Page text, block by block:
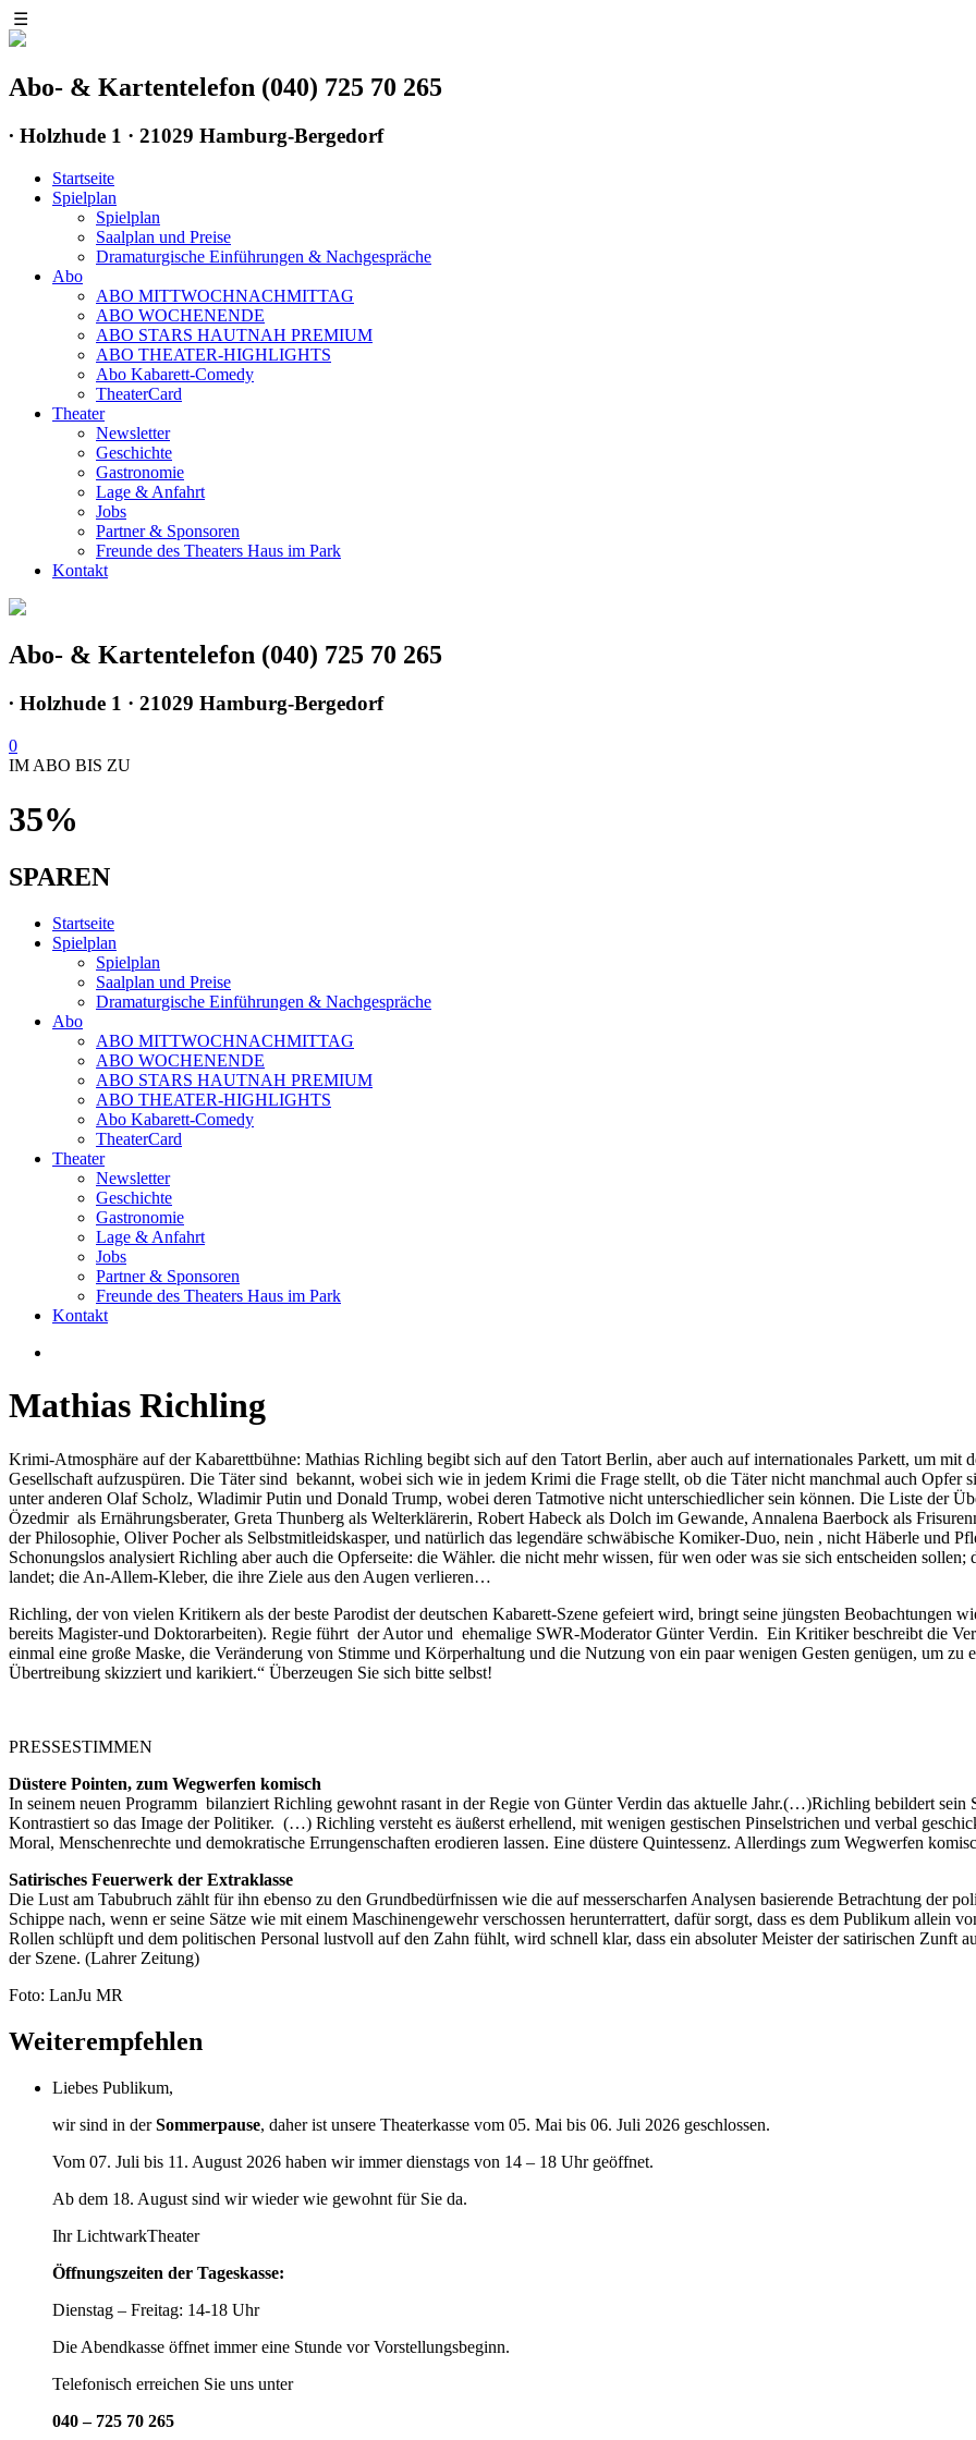
☰
Abo- & Kartentelefon (040) 725 70 265
∙ Holzhude 1 · 21029 Hamburg-Bergedorf
Startseite
Spielplan
Spielplan
Saalplan und Preise
Dramaturgische Einführungen & Nachgespräche
Abo
ABO MITTWOCHNACHMITTAG
ABO WOCHENENDE
ABO STARS HAUTNAH PREMIUM
ABO THEATER-HIGHLIGHTS
Abo Kabarett-Comedy
TheaterCard
Theater
Newsletter
Geschichte
Gastronomie
Lage & Anfahrt
Jobs
Partner & Sponsoren
Freunde des Theaters Haus im Park
Kontakt
Abo- & Kartentelefon (040) 725 70 265
∙ Holzhude 1 · 21029 Hamburg-Bergedorf
0
IM ABO BIS ZU
35%
SPAREN
Startseite
Spielplan
Spielplan
Saalplan und Preise
Dramaturgische Einführungen & Nachgespräche
Abo
ABO MITTWOCHNACHMITTAG
ABO WOCHENENDE
ABO STARS HAUTNAH PREMIUM
ABO THEATER-HIGHLIGHTS
Abo Kabarett-Comedy
TheaterCard
Theater
Newsletter
Geschichte
Gastronomie
Lage & Anfahrt
Jobs
Partner & Sponsoren
Freunde des Theaters Haus im Park
Kontakt
Mathias Richling
Krimi-Atmosphäre auf der Kabarettbühne: Mathias Richling begibt sich auf den Tatort Berlin, aber auch auf internationales Parkett, um mit
Gesellschaft aufzuspüren. Die Täter sind bekannt, wobei sich wie in jedem Krimi die Frage stellt, ob die Täter nicht manchmal auch Opfer
unter anderen Olaf Scholz, Wladimir Putin und Donald Trump, wobei deren Tatmotive nicht unterschiedlicher sein können. Die Liste der
Özedmir als Ernährungsberater, Greta Thunberg als Welterklärerin, Robert Habeck als Dolch im Gewande, Annalena Baerbock als
der Philosophie, Oliver Pocher als Selbstmitleidskasper, und natürlich das legendäre schwäbische Komiker-Duo, nein , nicht Häberle und
Schonungslos analysiert Richling aber auch die Opferseite: die Wähler. die nicht mehr wissen, für wen oder was sie sich entscheiden
landet; die An-Allem-Kleber, die ihre Ziele aus den Augen verlieren…
Richling, der von vielen Kritikern als der beste Parodist der deutschen Kabarett-Szene gefeiert wird, bringt seine jüngsten Beobachtungen
bereits Magister-und Doktorarbeiten). Regie führt der Autor und ehemalige SWR-Moderator Günter Verdin. Ein Kritiker beschreibt die
einmal eine große Maske, die Veränderung von Stimme und Körperhaltung und die Nutzung von ein paar wenigen Gesten genügen, um
Übertreibung skizziert und karikiert.“ Überzeugen Sie sich bitte selbst!
PRESSESTIMMEN
Düstere Pointen, zum Wegwerfen komisch
In seinem neuen Programm bilanziert Richling gewohnt rasant in der Regie von Günter Verdin das aktuelle Jahr.(…)Richling bebildert sein
Kontrastiert so das Image der Politiker. (…) Richling versteht es äußerst erhellend, mit wenigen gestischen Pinselstrichen und verbal
Moral, Menschenrechte und demokratische Errungenschaften erodieren lassen. Eine düstere Quintessenz. Allerdings zum Wegwerfen
Satirisches Feuerwerk der Extraklasse
Die Lust am Tabubruch zählt für ihn ebenso zu den Grundbedürfnissen wie die auf messerscharfen Analysen basierende Betrachtung der
Schippe nach, wenn er seine Sätze wie mit einem Maschinengewehr verschossen herunterrattert, dafür sorgt, dass es dem Publikum allein
Rollen schlüpft und dem politischen Personal lustvoll auf den Zahn fühlt, wird schnell klar, dass ein absoluter Meister der satirischen Zunft
der Szene. (Lahrer Zeitung)
Foto: LanJu MR
Weiterempfehlen
Liebes Publikum,
wir sind in derSommerpause, daher ist unsere Theaterkasse vom 05. Mai bis 06. Juli 2026 geschlossen.
Vom 07. Juli bis 11. August 2026 haben wir immer dienstags von 14 – 18 Uhr geöffnet.
Ab dem 18. August sind wir wieder wie gewohnt für Sie da.
Ihr LichtwarkTheater
Öffnungszeiten der Tageskasse:
Dienstag – Freitag: 14-18 Uhr
Die Abendkasse öffnet immer eine Stunde vor Vorstellungsbeginn.
Telefonisch erreichen Sie uns unter
040 – 725 70 265